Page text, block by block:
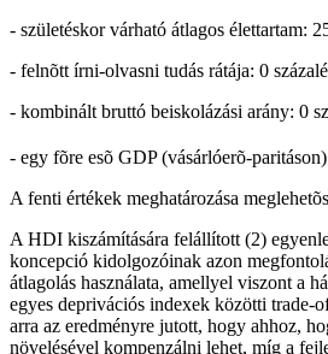
- születéskor várható átlagos élettartam:
- felnõtt írni-olvasni tudás rátája: 0
- kombinált bruttó beiskolázási arány: 0
- egy fõre esõ GDP (vásárlóerõ-
A fenti értékek meghatározása
A HDI kiszámítására felállított (2)
koncepció kidolgozóinak azon
átlagolás használata, amellyel viszont a
egyes deprivációs indexek közötti trade-
arra az eredményre jutott, hogy ahhoz,
növelésével kompenzálni lehet, míg a